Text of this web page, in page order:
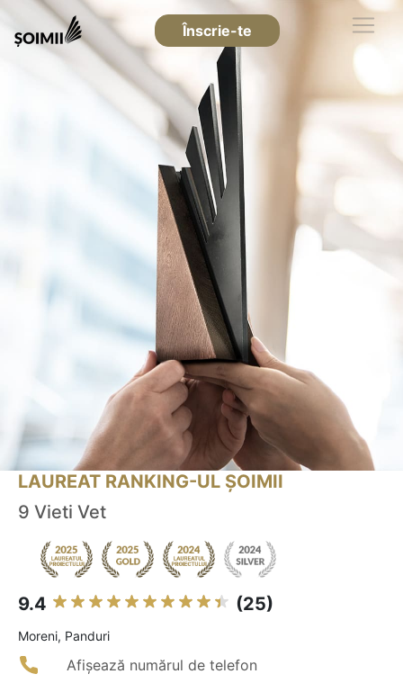
Înscrie-te
LAUREAT RANKING-UL ȘOIMII
9 Vieti Vet
9.4 (25)
Moreni, Panduri
Afișează numărul de telefon